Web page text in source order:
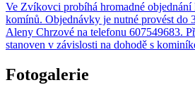
Ve Zvíkovci probíhá hromadné
komínů. Objednávky je nutné provést do
Aleny Chrzové na telefonu 607549683.
stanoven v závislosti na dohodě s
Fotogalerie